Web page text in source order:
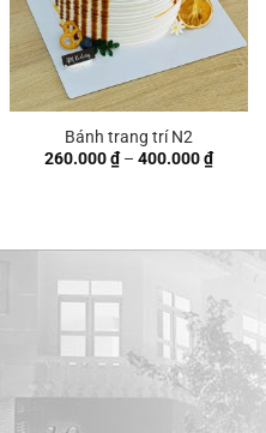
Bánh trang trí N2
260.000₫ – 400.000₫
giá: